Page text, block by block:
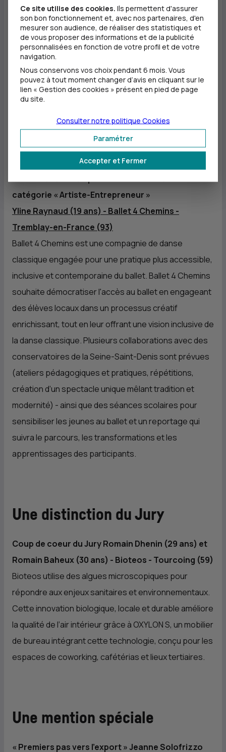
Andréa Tassard (27 ans), Klervi Gautier (23 ans),
Jeanne d’Arcimoles (24 ans) et Quentin Brissat (26
ans) - Izalgue - Paris (75)
Izalgue revalorise les algues bretonnes en un isolant
biosourcé, circulaire et bas carbone. L’utilisation de ce
matériau en panneaux isolants biosourcés permet
d’offrir une solution recyclable, durable, éco-
responsable au secteur du bâtiment et de disrupter le
marché des matériaux d’isolation traditionnels en
utilisant des algues vertes comme matière première.
catégorie « Artiste-Entrepreneur »
Yline Raynaud (19 ans) - Ballet 4 Chemins -
Tremblay-en-France (93)
Ballet 4 Chemins est une compagnie de danse
classique engagée pour une pratique plus accessible,
inclusive et contemporaine du ballet. Ballet 4 Chemins
souhaite démocratiser l'accès au ballet en engageant
des élèves locaux dans un processus créatif
enrichissant, tout en leur offrant une vision inclusive de
la danse classique. Plusieurs collaborations avec des
conservatoires de la Seine-Saint-Denis sont prévues
(ateliers pédagogiques et pratiques, répétitions,
création d’un spectacle unique mêlant tradition et
modernité) - ainsi que des séances scolaires pour
sensibiliser les jeunes au ballet et un reportage qui
suivra le parcours, les transformations et les
apprentissages des participants.
Une distinction du Jury
Coup de coeur du Jury Romain Dhenin (29 ans) et
Romain Baheux (30 ans) - Bioteos - Tourcoing (59)
Bioteos utilise des algues microscopiques pour
répondre aux enjeux sanitaires et environnementaux.
Cette innovation biologique, locale et durable améliore
la qualité de l’air intérieur grâce à OXYLON S, un mobilier
de bureau intégrant cette technologie, conçu pour les
espaces de coworking, cafétérias et lieux tertiaires.
Une mention spéciale
« Premiers pas vers l’export » Jeanne Solofrizzo
Ce site utilise des cookies. Ils permettent d'assurer
son bon fonctionnement et, avec nos partenaires, d'en
mesurer son audience, de réaliser des statistiques et
de vous proposer des informations et de la publicité
personnalisées en fonction de votre profil et de votre
navigation.
Nous conservons vos choix pendant 6 mois. Vous
pouvez à tout moment changer d’avis en cliquant sur le
lien « Gestion des cookies » présent en pied de page
du site.
Accepter et Fermer
Paramétrer
Consulter notre politique Cookies